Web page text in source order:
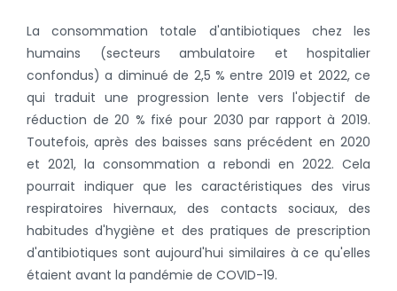
La consommation totale d'antibiotiques chez les
humains (secteurs ambulatoire et hospitalier
confondus) a diminué de 2,5 % entre 2019 et 2022, ce
qui traduit une progression lente vers l'objectif de
réduction de 20 % fixé pour 2030 par rapport à 2019.
Toutefois, après des baisses sans précédent en 2020
et 2021, la consommation a rebondi en 2022. Cela
pourrait indiquer que les caractéristiques des virus
respiratoires hivernaux, des contacts sociaux, des
habitudes d'hygiène et des pratiques de prescription
d'antibiotiques sont aujourd'hui similaires à ce qu'elles
étaient avant la pandémie de COVID-19.